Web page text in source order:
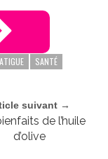
SANTÉ
suivant →
de l’huile
d’olive